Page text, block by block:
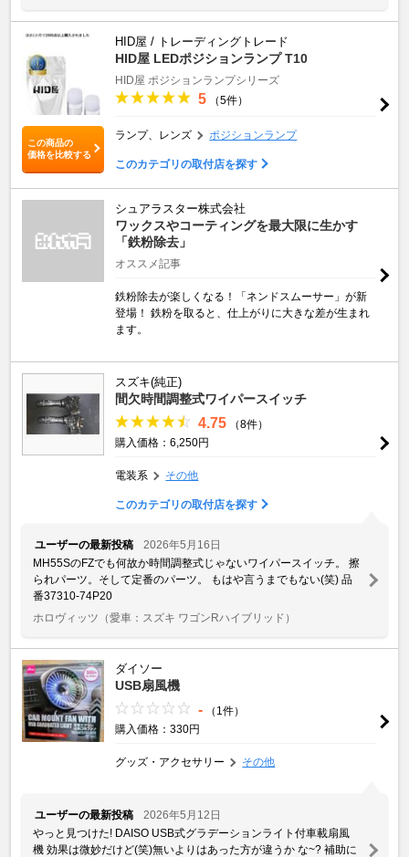
この商品の
価格を比較する
HID屋 / トレーディングトレード
HID屋 LEDポジションランプ T10
HID屋 ポジションランプシリーズ
5 （5件）
ランプ、レンズ ポジションランプ
このカテゴリの取付店を探す
シュアラスター株式会社
ワックスやコーティングを最大限に生かす
「鉄粉除去」
オススメ記事
鉄粉除去が楽しくなる！「ネンドスムーサー」が新
登場！ 鉄粉を取ると、仕上がりに大きな差が生まれ
ます。
スズキ(純正)
間欠時間調整式ワイパースイッチ
4.75
（8件）
購入価格：6,250円
電装系 その他
このカテゴリの取付店を探す
ユーザーの最新投稿
2026年5月16日
MH55SのFZでも何故か時間調整式じゃないワイパースイッチ。 擦
られパーツ。そして定番のパーツ。 もはや言うまでもない(笑) 品
番37310-74P20
ホロヴィッツ （愛車：スズキ ワゴンRハイブリッド）
ダイソー
USB扇風機
-
（1件）
購入価格：330円
グッズ・アクセサリー その他
ユーザーの最新投稿
2026年5月12日
やっと見つけた! DAISO USB式グラデーションライト付車載扇風
機 効果は微妙だけど(笑)無いよりはあった方が違うか な~? 補助に